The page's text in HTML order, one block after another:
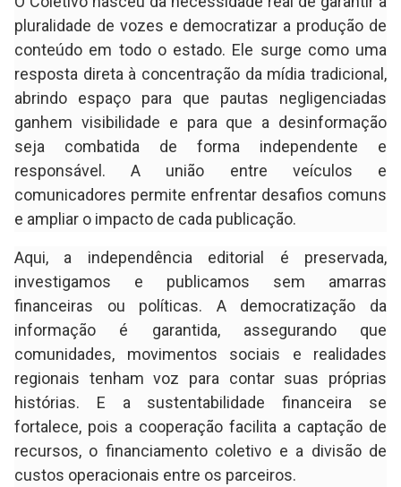
pluralidade de vozes e democratizar a produção de
conteúdo em todo o estado. Ele surge como uma
resposta direta à concentração da mídia tradicional,
abrindo espaço para que pautas negligenciadas
ganhem visibilidade e para que a desinformação
seja combatida de forma independente e
responsável. A união entre veículos e
comunicadores permite enfrentar desafios comuns
e ampliar o impacto de cada publicação.
Aqui, a independência editorial é preservada,
investigamos e publicamos sem amarras
financeiras ou políticas. A democratização da
informação é garantida, assegurando que
comunidades, movimentos sociais e realidades
regionais tenham voz para contar suas próprias
histórias. E a sustentabilidade financeira se
fortalece, pois a cooperação facilita a captação de
recursos, o financiamento coletivo e a divisão de
custos operacionais entre os parceiros.